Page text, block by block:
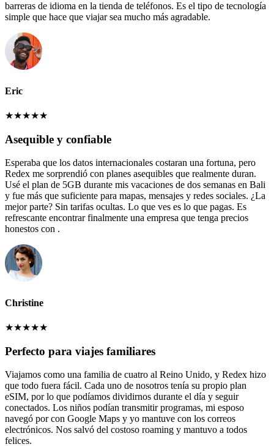
barreras de idioma en la tienda de teléfonos. Es el tipo de tecnología
simple que hace que viajar sea mucho más agradable.
Eric
★★★★★
Asequible y confiable
Esperaba que los datos internacionales costaran una fortuna, pero
Redex me sorprendió con planes asequibles que realmente duran.
Usé el plan de 5GB durante mis vacaciones de dos semanas en Bali
y fue más que suficiente para mapas, mensajes y redes sociales. ¿La
mejor parte? Sin tarifas ocultas. Lo que ves es lo que pagas. Es
refrescante encontrar finalmente una empresa que tenga precios
honestos con .
Christine
★★★★★
Perfecto para viajes familiares
Viajamos como una familia de cuatro al Reino Unido, y Redex hizo
que todo fuera fácil. Cada uno de nosotros tenía su propio plan
eSIM, por lo que podíamos dividirnos durante el día y seguir
conectados. Los niños podían transmitir programas, mi esposo
navegó por con Google Maps y yo mantuve con los correos
electrónicos. Nos salvó del costoso roaming y mantuvo a todos
felices.